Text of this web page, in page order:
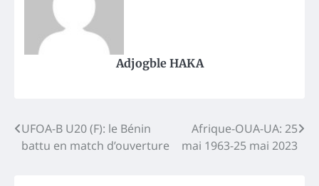
Adjogble HAKA
Post
navigation
UFOA-B U20 (F): le Bénin
battu en match d’ouverture
Afrique-OUA-UA: 25
mai 1963-25 mai 2023